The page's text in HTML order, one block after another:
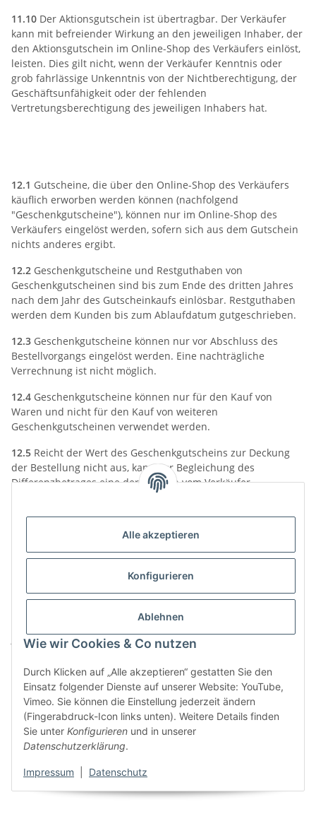
Alle akzeptieren
Konfigurieren
Ablehnen
Wie wir Cookies & Co nutzen
Durch Klicken auf „Alle akzeptieren“ gestatten Sie den
Einsatz folgender Dienste auf unserer Website: YouTube,
Vimeo. Sie können die Einstellung jederzeit ändern
(Fingerabdruck-Icon links unten). Weitere Details finden
Sie unter Konfigurieren und in unserer
Datenschutzerklärung.
Impressum Datenschutz
11.10 Der Aktionsgutschein ist übertragbar. Der Verkäufer
kann mit befreiender Wirkung an den jeweiligen Inhaber, der
den Aktionsgutschein im Online-Shop des Verkäufers einlöst,
leisten. Dies gilt nicht, wenn der Verkäufer Kenntnis oder
grob fahrlässige Unkenntnis von der Nichtberechtigung, der
Geschäftsunfähigkeit oder der fehlenden
Vertretungsberechtigung des jeweiligen Inhabers hat.
12.1 Gutscheine, die über den Online-Shop des Verkäufers
käuflich erworben werden können (nachfolgend
"Geschenkgutscheine"), können nur im Online-Shop des
Verkäufers eingelöst werden, sofern sich aus dem Gutschein
nichts anderes ergibt.
12.2 Geschenkgutscheine und Restguthaben von
Geschenkgutscheinen sind bis zum Ende des dritten Jahres
nach dem Jahr des Gutscheinkaufs einlösbar. Restguthaben
werden dem Kunden bis zum Ablaufdatum gutgeschrieben.
12.3 Geschenkgutscheine können nur vor Abschluss des
Bestellvorgangs eingelöst werden. Eine nachträgliche
Verrechnung ist nicht möglich.
12.4 Geschenkgutscheine können nur für den Kauf von
Waren und nicht für den Kauf von weiteren
Geschenkgutscheinen verwendet werden.
12.5 Reicht der Wert des Geschenkgutscheins zur Deckung
der Bestellung nicht aus, kann zur Begleichung des
Differenzbetrages eine der übrigen vom Verkäufer
angebotenen Zahlungsarten gewählt werden.
Bargeld ausgezahlt noch verzinst.
12.7
durch die auf ihm benannte Person bestimmt. Eine
Übertragung des Geschenkgutscheins auf Dritte ist
verpflichtet, die materielle Anspruchsberechtigung des
jeweiligen Gutscheininhabers zu prüfen.
13) Anwendbares Recht
Für sämtliche Rechtsbeziehungen der Parteien gilt das Recht
der Bundesrepublik Deutschland unter Ausschluss der
Gesetze über den internationalen Kauf beweglicher Waren.
Bei Verbrauchern gilt diese Rechtswahl nur insoweit, als nicht
der durch zwingende Bestimmungen des Rechts des Staates,
in dem der Verbraucher seinen gewöhnlichen Aufenthalt hat,